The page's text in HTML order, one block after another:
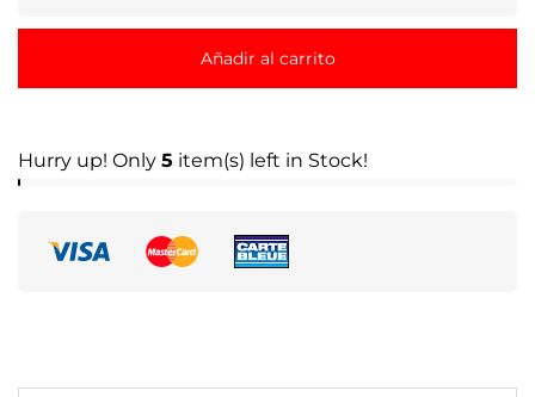
Añadir al carrito
Hurry up! Only 5 item(s) left in Stock!